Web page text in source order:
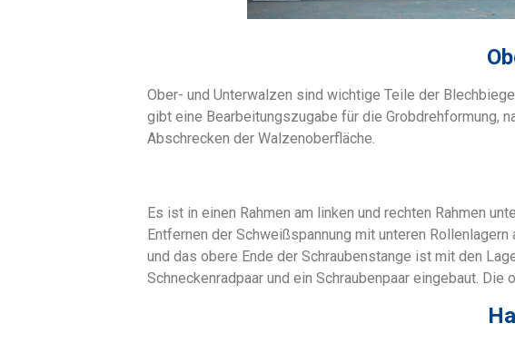
Ober- und Unterwalzen sind wichtige Teile der
gibt eine Bearbeitungszugabe für die Grobdrehformung,
Abschrecken der Walzenoberfläche.
Es ist in einen Rahmen am linken und rechten Rahmen
Entfernen der Schweißspannung mit unteren
und das obere Ende der Schraubenstange ist mit den
Schneckenradpaar und ein Schraubenpaar eingebaut.